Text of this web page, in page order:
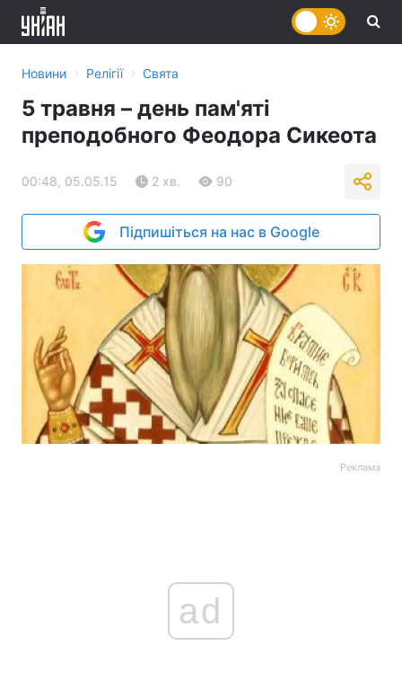
Новини › Релігії › Свята
5 травня – день пам'яті
преподобного Феодора Сикеота
00:48, 05.05.15 2 хв. 90
Підпишіться на нас в Google
Реклама
ad